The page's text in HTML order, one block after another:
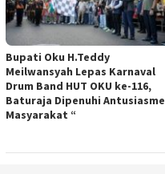
Bupati Oku H.Teddy
Meilwansyah Lepas Karnaval
Drum Band HUT OKU ke-116,
Baturaja Dipenuhi Antusiasme
Masyarakat “